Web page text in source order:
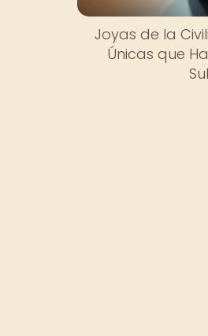
Joyas de la
Únicas que